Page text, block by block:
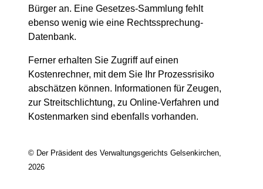
Bürger an. Eine Gesetzes-Sammlung fehlt
ebenso wenig wie eine Rechtssprechung-
Datenbank.
Ferner erhalten Sie Zugriff auf einen
Kostenrechner, mit dem Sie Ihr Prozessrisiko
abschätzen können. Informationen für Zeugen,
zur Streitschlichtung, zu Online-Verfahren und
Kostenmarken sind ebenfalls vorhanden.
© Der Präsident des Verwaltungsgerichts Gelsenkirchen,
2026